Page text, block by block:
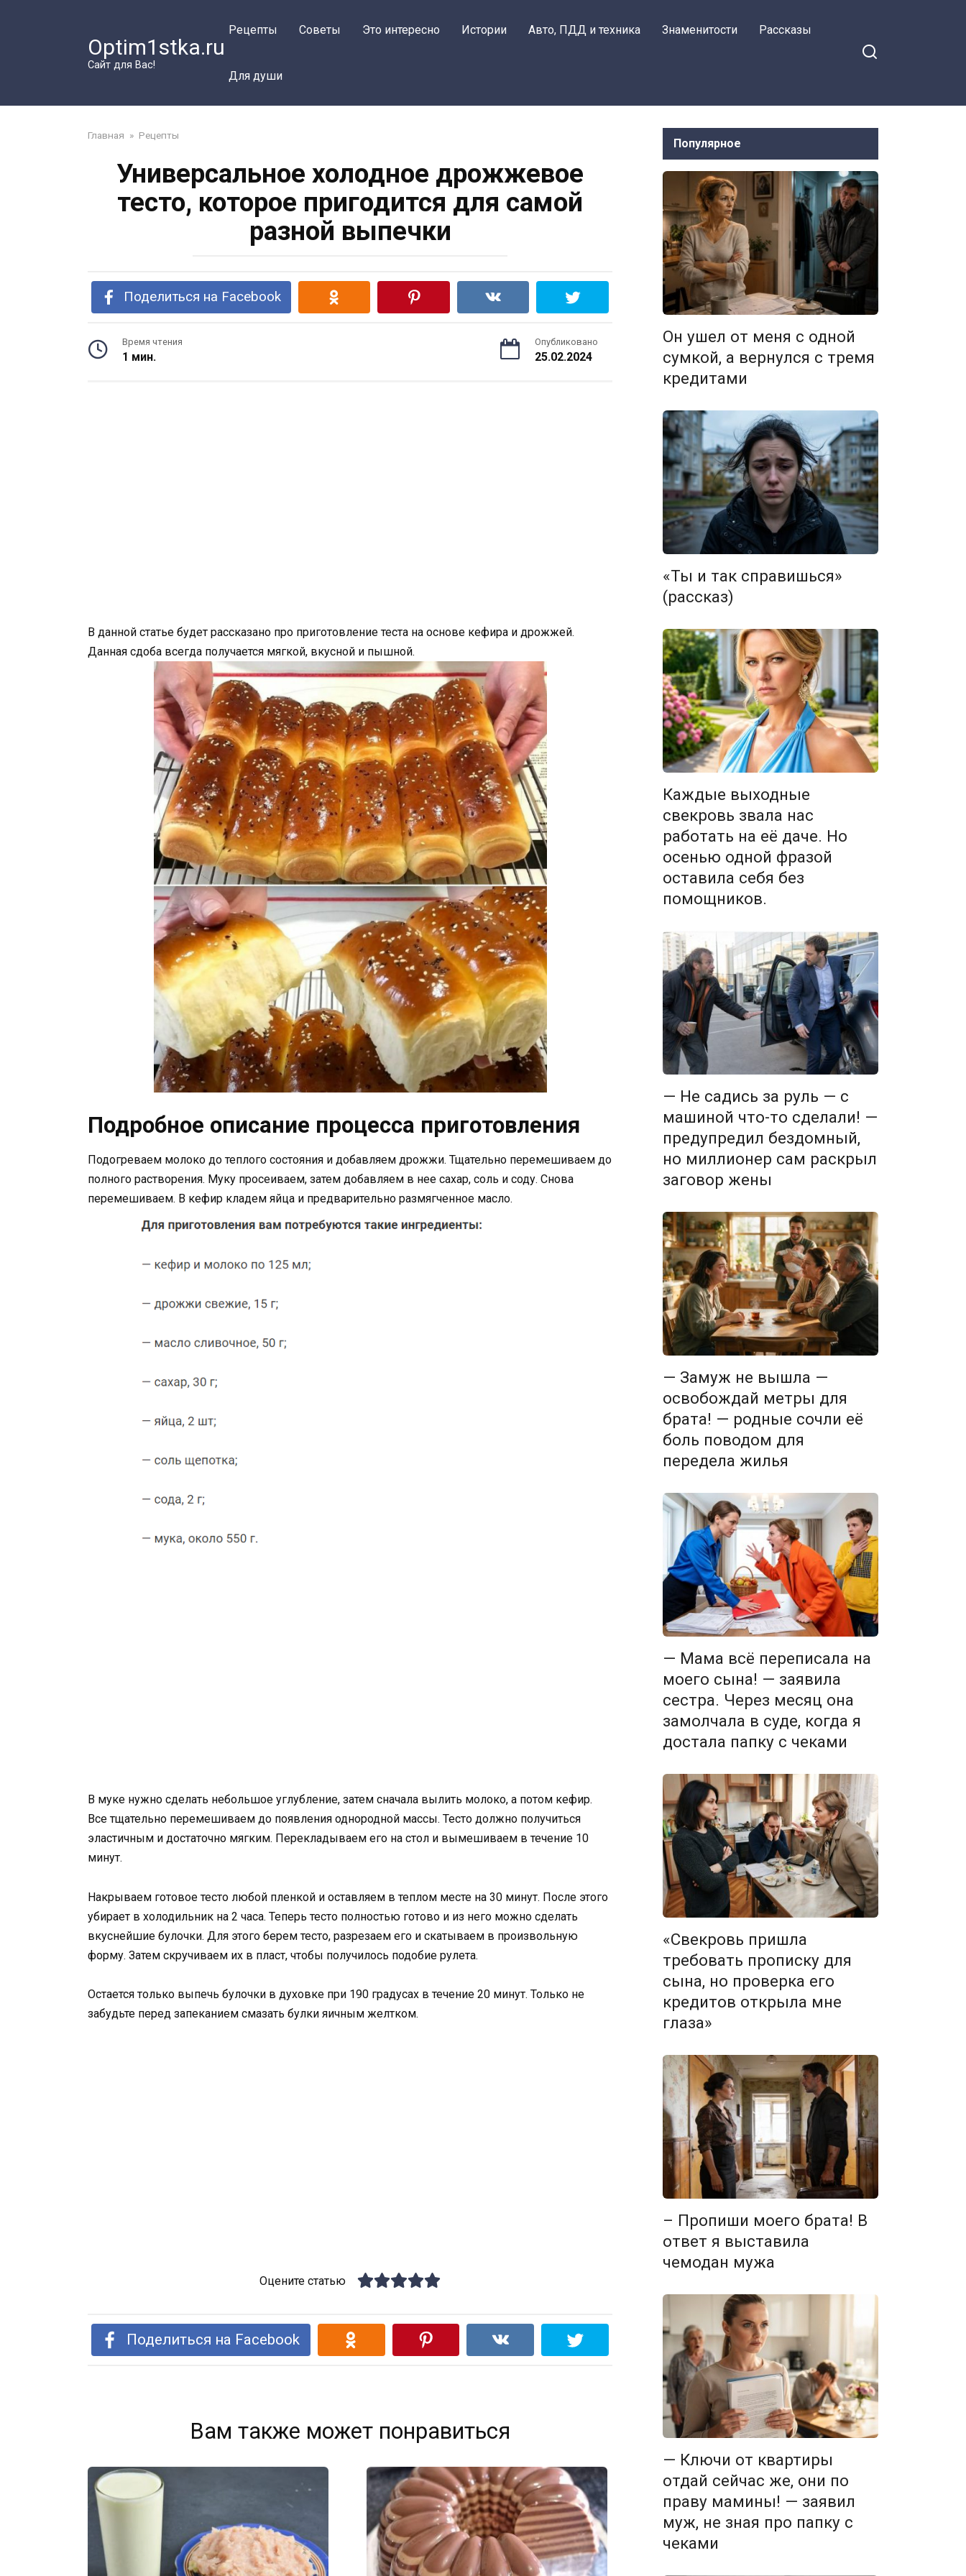
Optim1stka.ru
Сайт для Вас!
Рецепты Советы Это интересно Истории Авто, ПДД и техника Знаменитости Рассказы
Для души
Главная » Рецепты
Универсальное холодное дрожжевое
тесто, которое пригодится для самой
разной выпечки
Поделиться на Facebook
Время чтения
1 мин.
Опубликовано
25.02.2024
В данной статье будет рассказано про приготовление теста на основе кефира и дрожжей.
Данная сдоба всегда получается мягкой, вкусной и пышной.
Подробное описание процесса приготовления
Подогреваем молоко до теплого состояния и добавляем дрожжи. Тщательно перемешиваем до
полного растворения. Муку просеиваем, затем добавляем в нее сахар, соль и соду. Снова
перемешиваем. В кефир кладем яйца и предварительно размягченное масло.
В муке нужно сделать небольшое углубление, затем сначала вылить молоко, а потом кефир.
Все тщательно перемешиваем до появления однородной массы. Тесто должно получиться
эластичным и достаточно мягким. Перекладываем его на стол и вымешиваем в течение 10
минут.
Накрываем готовое тесто любой пленкой и оставляем в теплом месте на 30 минут. После этого
убирает в холодильник на 2 часа. Теперь тесто полностью готово и из него можно сделать
вкуснейшие булочки. Для этого берем тесто, разрезаем его и скатываем в произвольную
форму. Затем скручиваем их в пласт, чтобы получилось подобие рулета.
Остается только выпечь булочки в духовке при 190 градусах в течение 20 минут. Только не
забудьте перед запеканием смазать булки яичным желтком.
Оцените статью
Поделиться на Facebook
Вам также может понравиться
Популярное
Он ушел от меня с одной
сумкой, а вернулся с тремя
кредитами
«Ты и так справишься»
(рассказ)
Каждые выходные
свекровь звала нас
работать на её даче. Но
осенью одной фразой
оставила себя без
помощников.
— Не садись за руль — с
машиной что-то сделали! —
предупредил бездомный,
но миллионер сам раскрыл
заговор жены
— Замуж не вышла —
освобождай метры для
брата! — родные сочли её
боль поводом для
передела жилья
— Мама всё переписала на
моего сына! — заявила
сестра. Через месяц она
замолчала в суде, когда я
достала папку с чеками
«Свекровь пришла
требовать прописку для
сына, но проверка его
кредитов открыла мне
глаза»
– Пропиши моего брата! В
ответ я выставила
чемодан мужа
— Ключи от квартиры
отдай сейчас же, они по
праву мамины! — заявил
муж, не зная про папку с
чеками